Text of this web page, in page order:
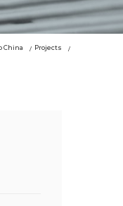
China Projects